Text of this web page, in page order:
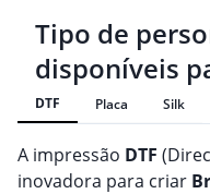
Tipo de
disponíveis
DTF Placa Silk
A impressão DTF
inovadora para criar